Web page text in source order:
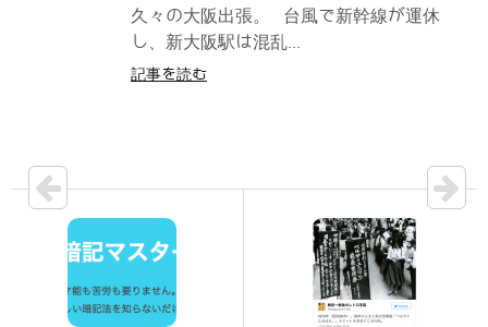
久々の大阪出張。 台風で新幹線が運休
し、新大阪駅は混乱...
記事を読む